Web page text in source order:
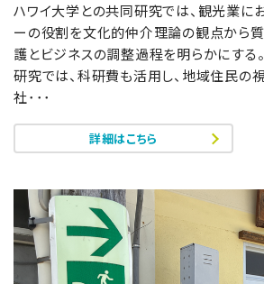
ハワイ大学との共同研究では、観光業に
ーの役割を文化的仲介理論の観点から
護とビジネスの調整過程を明らかにする
研究では、科研費も活用し、地域住民の
社･･･
詳細はこちら